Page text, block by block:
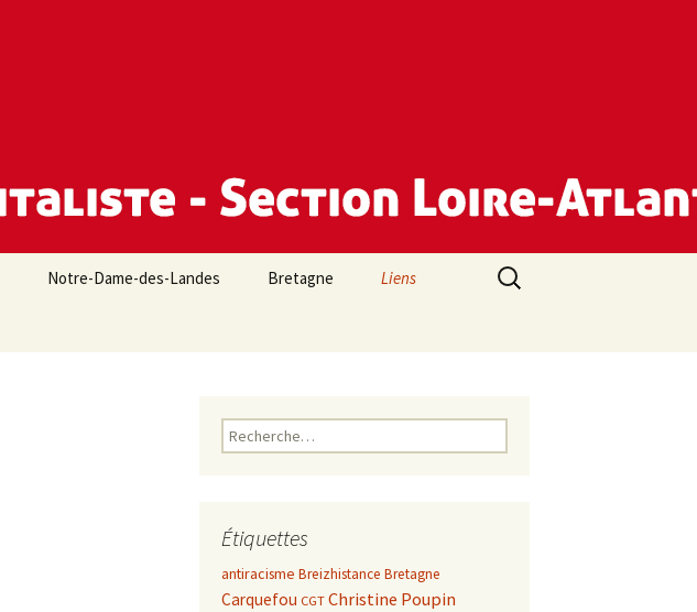
Notre-Dame-des-Landes Bretagne Liens
Rechercher :
Rechercher :
Étiquettes
antiracisme Breizhistance Bretagne
Carquefou CGTChristine Poupin